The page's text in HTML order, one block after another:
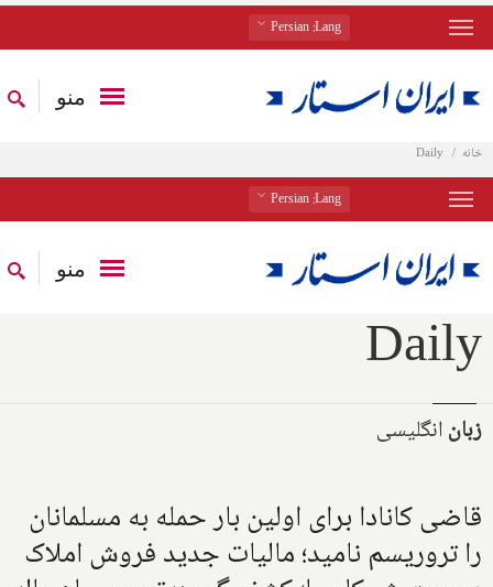
Lang
: Persian
منو
خانه Daily
Lang
: Persian
منو
Daily
زبانانگلیسی
قاضی کانادا برای اولین بار حمله به مسلمانان
را تروریسم نامید؛ مالیات جدید فروش املاک